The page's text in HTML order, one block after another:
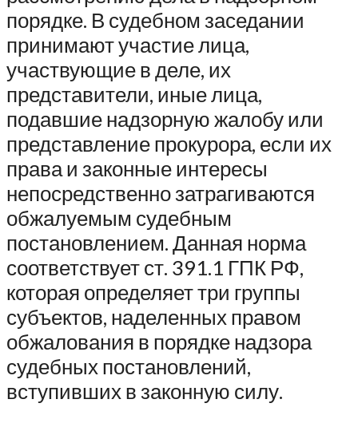
порядке. В судебном заседании
принимают участие лица,
участвующие в деле, их
представители, иные лица,
подавшие надзорную жалобу или
представление прокурора, если их
права и законные интересы
непосредственно затрагиваются
обжалуемым судебным
постановлением. Данная норма
соответствует ст. 391.1 ГПК РФ,
которая определяет три группы
субъектов, наделенных правом
обжалования в порядке надзора
судебных постановлений,
вступивших в законную силу.